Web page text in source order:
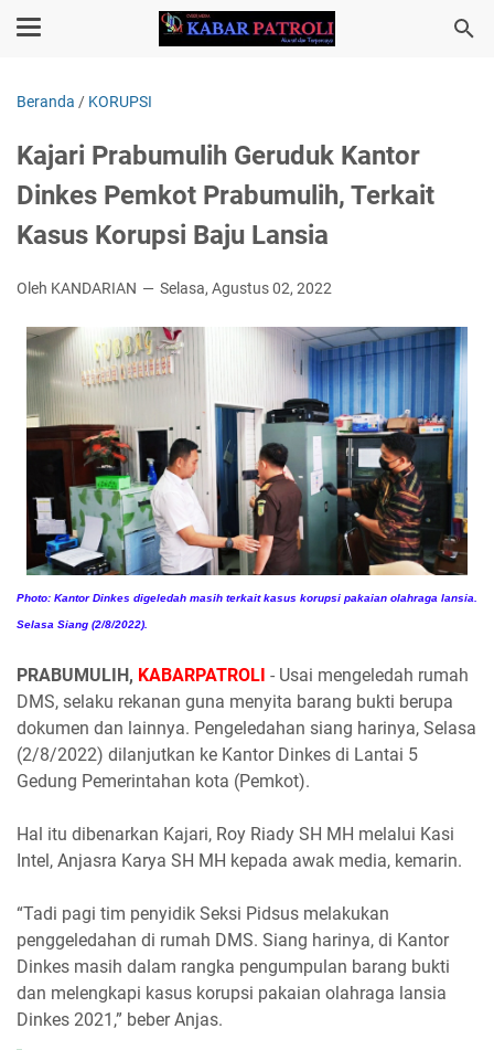
Beranda / KORUPSI
Kajari Prabumulih Geruduk Kantor
Dinkes Pemkot Prabumulih, Terkait
Kasus Korupsi Baju Lansia
Oleh KANDARIAN Selasa, Agustus 02, 2022
Photo: Kantor Dinkes digeledah masih terkait kasus korupsi pakaian olahraga lansia.
Selasa Siang (2/8/2022).
PRABUMULIH, KABARPATROLI - Usai mengeledah rumah
DMS, selaku rekanan guna menyita barang bukti berupa
dokumen dan lainnya. Pengeledahan siang harinya, Selasa
(2/8/2022) dilanjutkan ke Kantor Dinkes di Lantai 5
Gedung Pemerintahan kota (Pemkot).
Hal itu dibenarkan Kajari, Roy Riady SH MH melalui Kasi
Intel, Anjasra Karya SH MH kepada awak media, kemarin.
“Tadi pagi tim penyidik Seksi Pidsus melakukan
penggeledahan di rumah DMS. Siang harinya, di Kantor
Dinkes masih dalam rangka pengumpulan barang bukti
dan melengkapi kasus korupsi pakaian olahraga lansia
Dinkes 2021,” beber Anjas.